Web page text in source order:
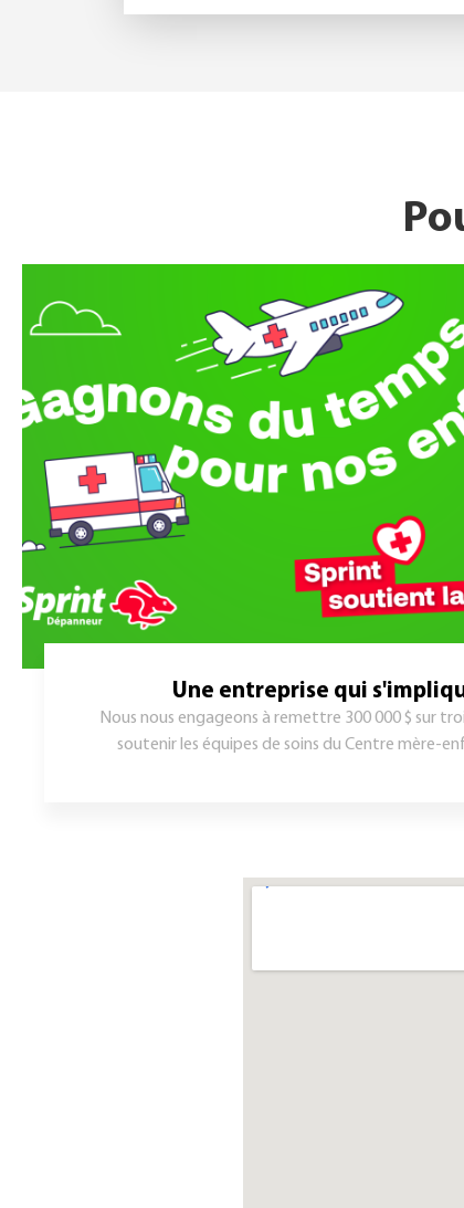
Une entreprise qui
Nous nous engageons à remettre 300 000 $ sur
soutenir les équipes de soins du Centre mère-